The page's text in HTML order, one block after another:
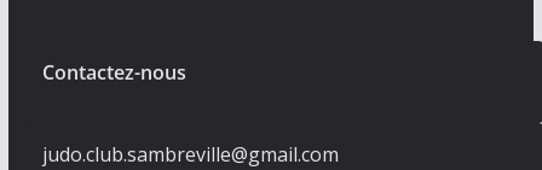
Contactez-nous
judo.club.sambreville@gmail.com